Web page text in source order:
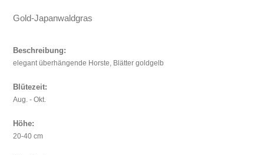
Gold-Japanwaldgras
Beschreibung:
elegant überhängende Horste, Blätter goldgelb
Blütezeit:
Aug. - Okt.
Höhe:
20-40 cm